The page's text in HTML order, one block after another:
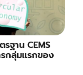
ฐาน CEMS
กลุ่มแรกของ